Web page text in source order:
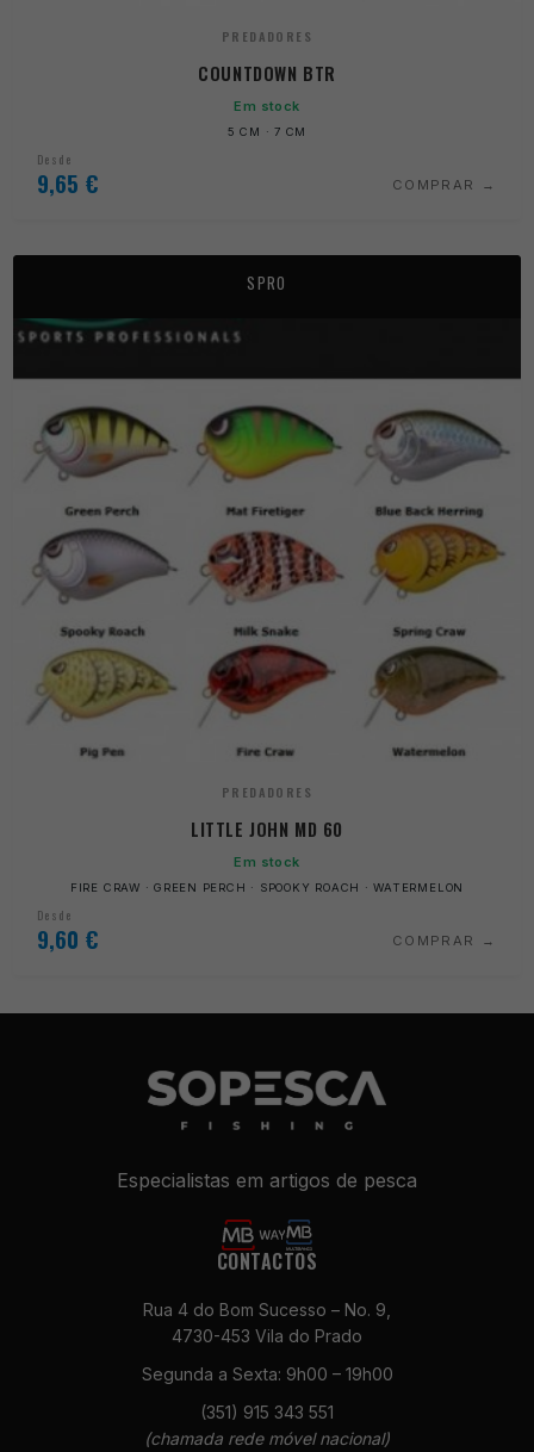
PREDADORES
COUNTDOWN BTR
Em stock
5 CM · 7 CM
Desde
9,65 € COMPRAR
SPRO
PREDADORES
LITTLE JOHN MD 60
Em stock
FIRE CRAW · GREEN PERCH · SPOOKY ROACH · WATERMELON
Desde
9,60 € COMPRAR
Especialistas em artigos de pesca
CONTACTOS
Rua 4 do Bom Sucesso – No. 9,
4730-453 Vila do Prado
Segunda a Sexta: 9h00 – 19h00
(351) 915 343 551
(chamada rede móvel nacional)